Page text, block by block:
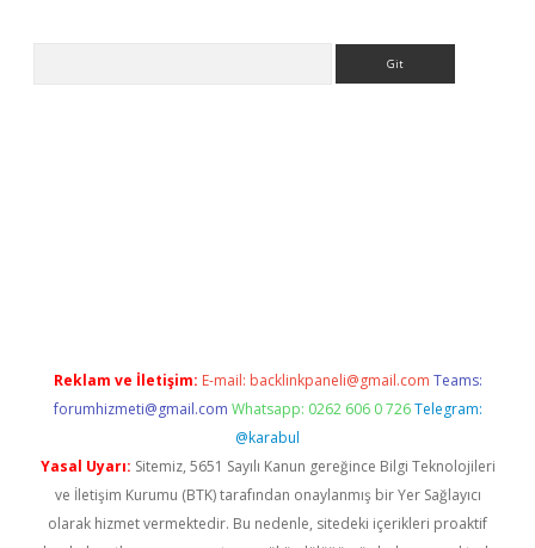
Reklam ve İletişim: E-mail: backlinkpaneli@gmail.com Teams:
forumhizmeti@gmail.com Whatsapp: 0262 606 0 726 Telegram:
@karabul
Yasal Uyarı: Sitemiz, 5651 Sayılı Kanun gereğince Bilgi Teknolojileri
ve İletişim Kurumu (BTK) tarafından onaylanmış bir Yer Sağlayıcı
olarak hizmet vermektedir. Bu nedenle, sitedeki içerikleri proaktif